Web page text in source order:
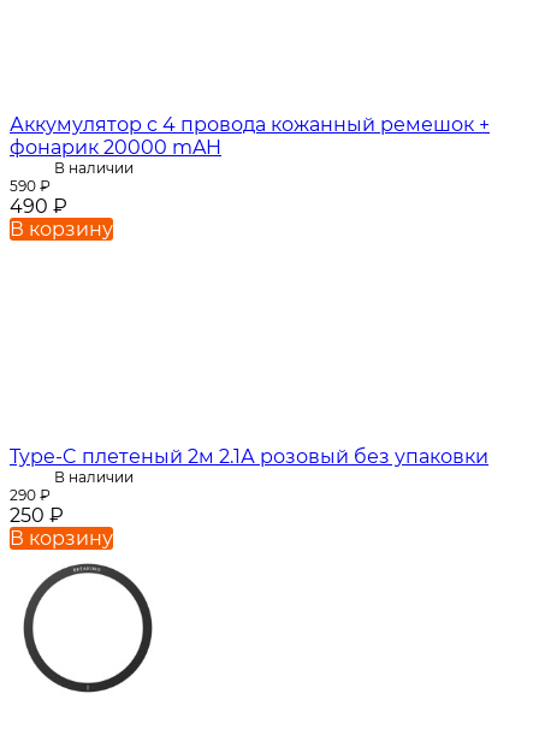
Аккумулятор c 4 провода кожанный ремешок +
фонарик 20000 mAH
В наличии
590 ₽
490 ₽
В корзину
Type-C плетеный 2м 2.1А розовый без упаковки
В наличии
290 ₽
250 ₽
В корзину